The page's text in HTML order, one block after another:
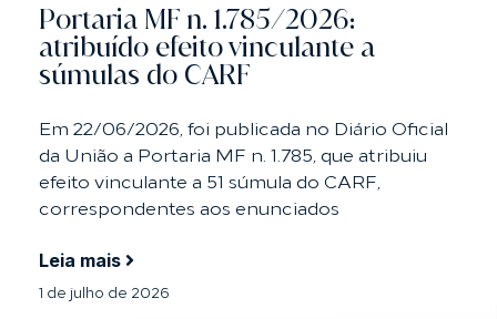
Portaria MF n. 1.785/2026:
atribuído efeito vinculante a
súmulas do CARF
Em 22/06/2026, foi publicada no Diário Oficial
da União a Portaria MF n. 1.785, que atribuiu
efeito vinculante a 51 súmula do CARF,
correspondentes aos enunciados
Leia mais
1 de julho de 2026